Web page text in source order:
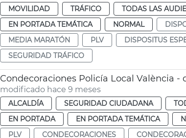
MOVILIDAD TRÁFICO TODAS LAS
EN PORTADA TEMÁTICA
NORMAL
MEDIA MARATÓN
PLV DISPOSITUS
SEGURIDAD TRÁFICO
Condecoraciones Policía Local València -
modificado hace 9 meses
ALCALDÍA SEGURIDAD CIUDADANA
EN PORTADA
EN PORTADA TEMÁTICA
PLV
CONDECORACIONES